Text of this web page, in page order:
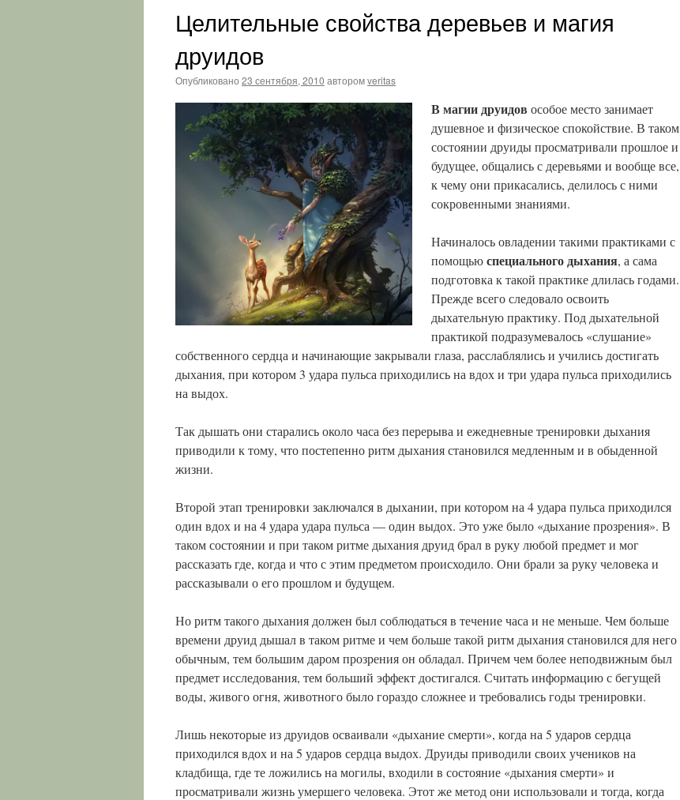
Целительные свойства деревьев и магия
друидов
Опубликовано 23 сентября, 2010 авторомveritas
В магии друидов особое место занимает
душевное и физическое спокойствие. В таком
состоянии друиды просматривали прошлое и
будущее, общались с деревьями и вообще все,
к чему они прикасались, делилось с ними
сокровенными знаниями.
Начиналось овладении такими практиками с
помощьюспециального дыхания, а сама
подготовка к такой практике длилась годами.
Прежде всего следовало освоить
дыхательную практику. Под дыхательной
практикой подразумевалось «слушание»
собственного сердца и начинающие закрывали глаза, расслаблялись и учились достигать
дыхания, при котором 3 удара пульса приходились на вдох и три удара пульса приходились
на выдох.
Так дышать они старались около часа без перерыва и ежедневные тренировки дыхания
приводили к тому, что постепенно ритм дыхания становился медленным и в обыденной
жизни.
Второй этап тренировки заключался в дыхании, при котором на 4 удара пульса приходился
один вдох и на 4 удара удара пульса — один выдох. Это уже было «дыхание прозрения». В
таком состоянии и при таком ритме дыхания друид брал в руку любой предмет и мог
рассказать где, когда и что с этим предметом происходило. Они брали за руку человека и
рассказывали о его прошлом и будущем.
Но ритм такого дыхания должен был соблюдаться в течение часа и не меньше. Чем больше
времени друид дышал в таком ритме и чем больше такой ритм дыхания становился для него
обычным, тем большим даром прозрения он обладал. Причем чем более неподвижным был
предмет исследования, тем больший эффект достигался. Считать информацию с бегущей
воды, живого огня, животного было гораздо сложнее и требовались годы тренировки.
Лишь некоторые из друидов осваивали «дыхание смерти», когда на 5 ударов сердца
приходился вдох и на 5 ударов сердца выдох. Друиды приводили своих учеников на
кладбища, где те ложились на могилы, входили в состояние «дыхания смерти» и
просматривали жизнь умершего человека. Этот же метод они использовали и тогда, когда